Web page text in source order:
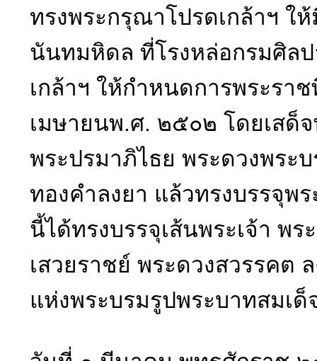
ทรงพระกรุณาโปรดเกล้าฯ ใ
นันทมหิดล ที่โรงหล่อกรมศิลป
เกล้าฯ ให้กำหนดการพระรา
เมษายนพ.ศ. ๒๕๐๒ โดยเสด็
พระปรมาภิไธย พระดวงพระ
ทองคำลงยา แล้วทรงบรรจุพ
นี้ได้ทรงบรรจุเส้นพระเจ้า พ
เสวยราชย์ พระดวงสวรรคต
แห่งพระบรมรูปพระบาทสมเด็